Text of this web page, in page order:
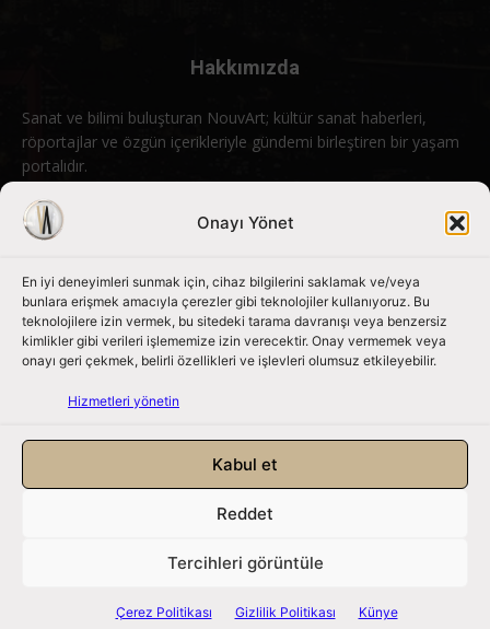
Onayı Yönet
En iyi deneyimleri sunmak için, cihaz bilgilerini saklamak ve/veya
bunlara erişmek amacıyla çerezler gibi teknolojiler kullanıyoruz. Bu
teknolojilere izin vermek, bu sitedeki tarama davranışı veya benzersiz
kimlikler gibi verileri işlememize izin verecektir. Onay vermemek veya
onayı geri çekmek, belirli özellikleri ve işlevleri olumsuz etkileyebilir.
Hizmetleri yönetin
Kabul et
Reddet
Tercihleri görüntüle
Çerez Politikası Gizlilik Politikası Künye
Hakkımızda
Sanat ve bilimi buluşturan NouvArt; kültür sanat haberleri,
röportajlar ve özgün içerikleriyle gündemi birleştiren bir yaşam
portalıdır.
Bizimle iletişime geçin: info@nouvart.net
Bizi Takip Edin
Künye|İletişim